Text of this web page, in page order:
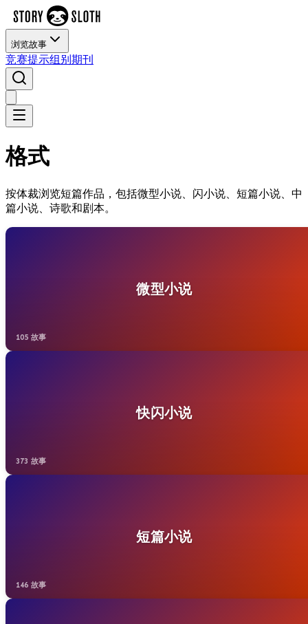
浏览故事
竞赛提示组别期刊
格式
按体裁浏览短篇作品，包括微型小说、闪小说、短篇小说、中
篇小说、诗歌和剧本。
微型小说
105 故事
快闪小说
373 故事
短篇小说
146 故事